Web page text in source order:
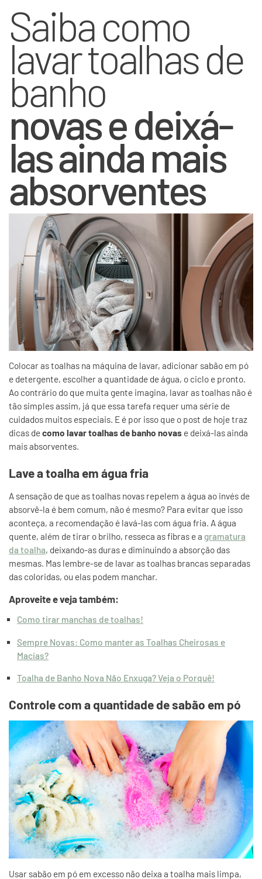
Saiba como
lavar toalhas de
banho
novas e deixá-
las ainda mais
absorventes
Colocar as toalhas na máquina de lavar, adicionar sabão em pó
e detergente, escolher a quantidade de água, o ciclo e pronto.
Ao contrário do que muita gente imagina, lavar as toalhas não é
tão simples assim, já que essa tarefa requer uma série de
cuidados muitos especiais. E é por isso que o post de hoje traz
dicas decomo lavar toalhas de banho novas e deixá-las ainda
mais absorventes.
Lave a toalha em água fria
A sensação de que as toalhas novas repelem a água ao invés de
absorvê-la é bem comum, não é mesmo? Para evitar que isso
aconteça, a recomendação é lavá-las com água fria. A água
quente, além de tirar o brilho, resseca as fibras e a gramatura
da toalha, deixando-as duras e diminuindo a absorção das
mesmas. Mas lembre-se de lavar as toalhas brancas separadas
das coloridas, ou elas podem manchar.
Aproveite e veja também:
Como tirar manchas de toalhas!
Sempre Novas: Como manter as Toalhas Cheirosas e
Macias?
Toalha de Banho Nova Não Enxuga? Veja o Porquê!
Controle com a quantidade de sabão em pó
Usar sabão em pó em excesso não deixa a toalha mais limpa,